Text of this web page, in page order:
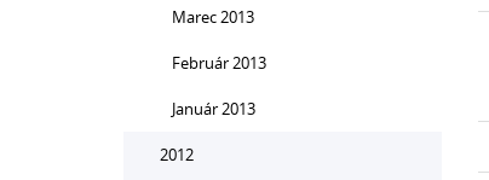
Marec 2013
Február 2013
Január 2013
2012